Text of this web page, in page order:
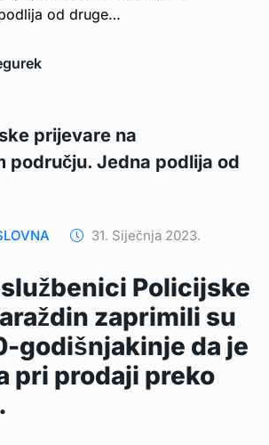
prijevare na
području. Jedna podlija od
31. Siječnja 2023.
Policijske
zaprimili su
godišnjakinje da je
pri prodaji preko